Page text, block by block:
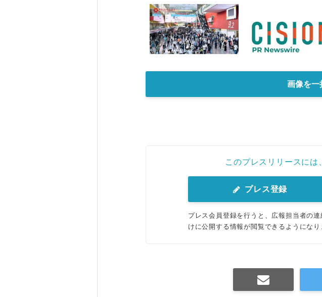
画像を一
このプレスリリースには
プレス登録
プレス会員登録を行うと、広報担当者の
けに公開する情報が閲覧できるようになり